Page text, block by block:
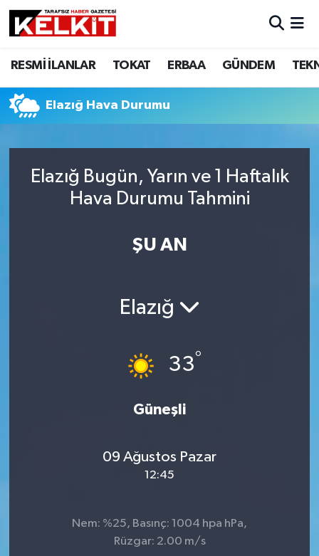
RESMİ İLANLAR TOKAT ERBAA GÜNDEM
Elazığ Hava Durumu
Elazığ Bugün, Yarın ve 1 Haftalık
Hava Durumu Tahmini
ŞU AN
Elazığ
33°
Güneşli
09 Ağustos Pazar
12:45
Nem: %25, Basınç: 1004 hpa hPa,
Rüzgar: 2.00 m/s